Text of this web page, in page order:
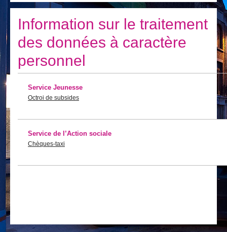
Je vis
Je visite
Publications
E-guichet / Prendre RDV
Information sur le traitement
des données à caractère
personnel
Service Jeunesse
Octroi de subsides
Service de l’Action sociale
Chèques-taxi
Imprimer Envoyer cette page